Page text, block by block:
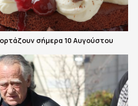
σήμερα 10 Αυγούστου